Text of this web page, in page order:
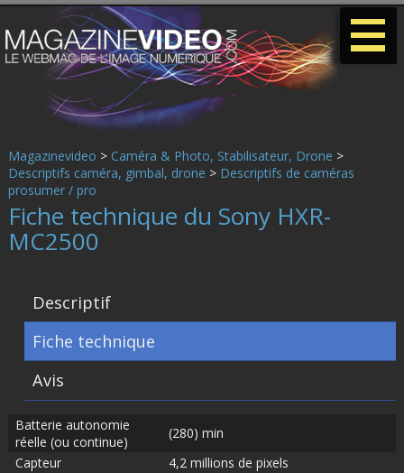
Magazinevideo > Caméra & Photo, Stabilisateur, Drone >
Descriptifs caméra, gimbal, drone > Descriptifs de caméras
prosumer / pro
Fiche technique du Sony HXR-
MC2500
Descriptif
Fiche technique
Avis
Batterie autonomie
réelle (ou continue)
(280) min
Capteur
4,2 millions de pixels
-
-
-